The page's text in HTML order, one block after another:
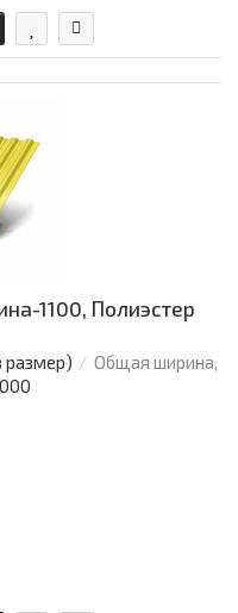
1100, Полиэстер
размер)
Общая ширина,